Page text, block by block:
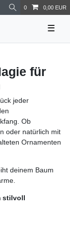
0 0,00 EUR
☰
für
jeder
Ob
oder natürlich mit
Ornamenten
deinem Baum
stilvoll